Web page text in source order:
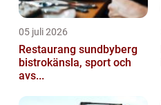
05 juli 2026
Restaurang sundbyberg
bistrokänsla, sport och
avs...